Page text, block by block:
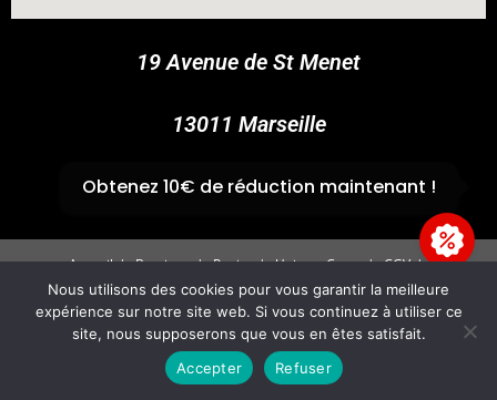
19 Avenue de St Menet
13011 Marseille
✆04 91 44 45 46
Accueil Boutique Panier Univers Cross
CGV
Mentions légales
Copyright 2026 - GvpAccess - Site By Fire'Technologie
Obtenez 10€ de réduction maintenant !
Nous utilisons des cookies pour vous garantir la meilleure
expérience sur notre site web. Si vous continuez à utiliser ce
site, nous supposerons que vous en êtes satisfait.
Accepter
Refuser